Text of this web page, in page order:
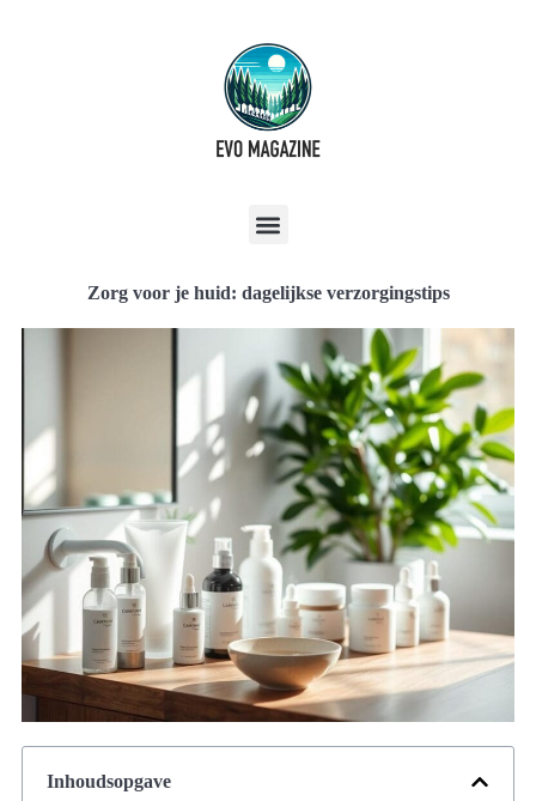
Zorg voor je huid: dagelijkse verzorgingstips
Inhoudsopgave